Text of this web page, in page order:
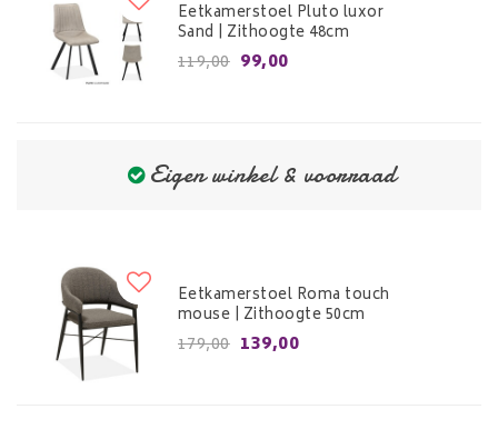
Eetkamerstoel Pluto luxor
Sand | Zithoogte 48cm
119,00 99,00
Eigen winkel & voorraad
Eetkamerstoel Roma touch
mouse | Zithoogte 50cm
179,00 139,00